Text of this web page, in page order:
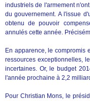
industriels de l'armement
du gouvernement. A l'issue
obtenu de pouvoir
annulés cette année.
En apparence, le compromis
ressources exceptionnelles,
incertaines. Or, le budget
l'année prochaine à 2,2
Pour Christian Mons, le